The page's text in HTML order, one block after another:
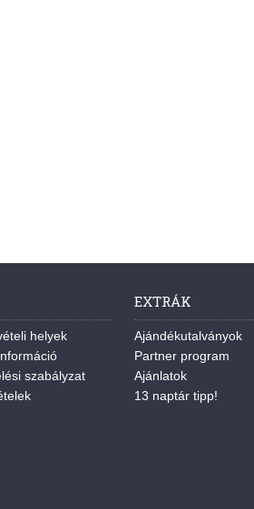
helyek
szabályzat
EXTRÁK
Ajándékutalványok
Partner program
Ajánlatok
13 naptár tipp!